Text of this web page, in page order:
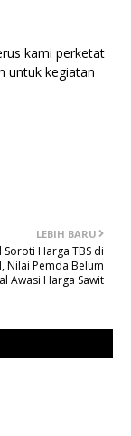
kami perketat
untuk kegiatan
LEBIH BARU
Harga TBS di
Nilai Pemda Belum
Awasi Harga Sawit